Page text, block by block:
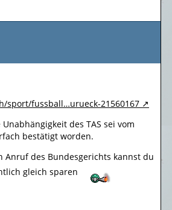
sport/fussball…urueck-21560167
des TAS sei vom
bestätigt worden.
Anruf des Bundesgerichts kannst du
gleich sparen